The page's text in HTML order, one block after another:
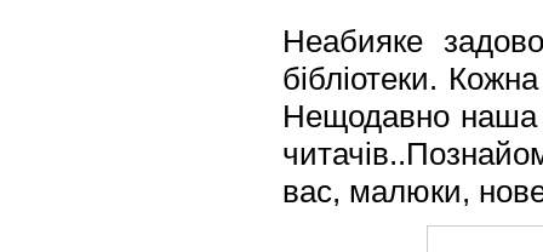
Неабияке
бібліотеки.
Нещодавно наша
вас, малюки,